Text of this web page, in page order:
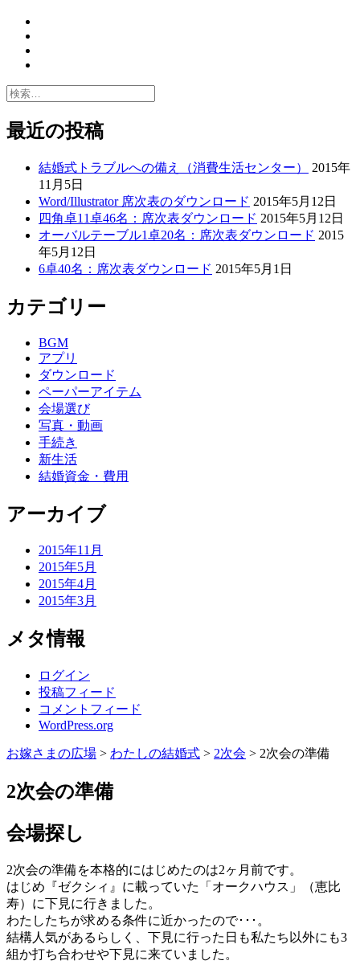
検
最近の投稿
結婚式トラブルへの備え（消費生活センター）
2015年
11月5日
Word/Illustrator 席次表のダウンロード 2015年5月12日
四角卓11卓46名：席次表ダウンロード 2015年5月12日
オーバルテーブル1卓20名：席次表ダウンロード 2015
年5月12日
6卓40名：席次表ダウンロード 2015年5月1日
カテゴリー
BGM
アプリ
ダウンロード
ペーパーアイテム
会場選び
写真・動画
手続き
新生活
結婚資金・費用
アーカイブ
2015年11月
2015年5月
2015年4月
2015年3月
メタ情報
ログイン
投稿フィード
コメントフィード
WordPress.org
お嫁さまの広場 > わたしの結婚式 > 2次会 > 2次会の準備
2次会の準備
会場探し
2次会の準備を本格的にはじめたのは2ヶ月前です。
はじめ『ゼクシィ』に載っていた「オークハウス」（恵比
寿）に下見に行きました。
わたしたちが求める条件に近かったので･･･。
結構人気があるらしく、下見に行った日も私たち以外にも3
組か打ち合わせや下見に来ていました。